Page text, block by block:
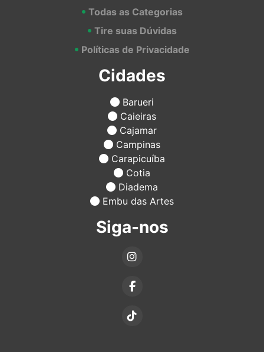
Todas as Categorias
Tire suas Dúvidas
Políticas de Privacidade
Cidades
Barueri
Caieiras
Cajamar
Campinas
Carapicuíba
Cotia
Diadema
Embu das Artes
Siga-nos